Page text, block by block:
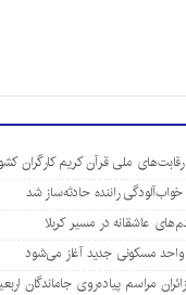
ملی قرآن کریم کارگران
عاشقانه در مسیر کربلا